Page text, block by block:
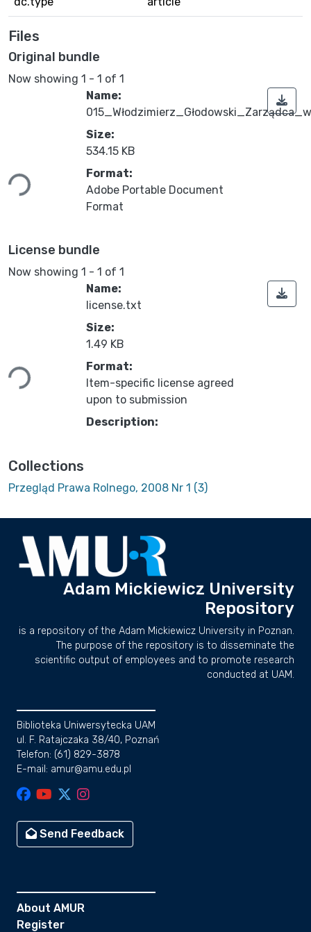
Files
Original bundle
Now showing 1 - 1 of 1
Loading...
Name:
Size:
534.15 KB
Format:
Adobe Portable Document
Format
License bundle
Now showing 1 - 1 of 1
Loading...
Name:
license.txt
Size:
1.49 KB
Format:
Item-specific license agreed
upon to submission
Description:
Collections
Przegląd Prawa Rolnego, 2008 Nr 1 (3)
Adam Mickiewicz University
Repository
is a repository of the Adam Mickiewicz University in Poznan.
The purpose of the repository is to disseminate the
scientific output of employees and to promote research
conducted at UAM.
Biblioteka Uniwersytecka UAM
ul. F. Ratajczaka 38/40, Poznań
Telefon: (61) 829-3878
E-mail: amur@amu.edu.pl
Send Feedback
About AMUR
Register